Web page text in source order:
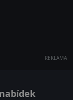
REKLAMA